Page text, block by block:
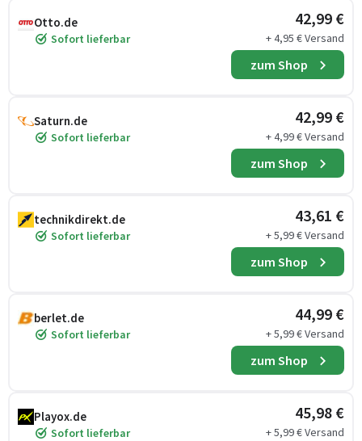
Otto.de
Sofort lieferbar
42,99 €
+ 4,95 € Versand
zum Shop
Saturn.de
Sofort lieferbar
42,99 €
+ 4,99 € Versand
zum Shop
technikdirekt.de
Sofort lieferbar
43,61 €
+ 5,99 € Versand
zum Shop
berlet.de
Sofort lieferbar
44,99 €
+ 5,99 € Versand
zum Shop
Playox.de
Sofort lieferbar
45,98 €
+ 5,99 € Versand